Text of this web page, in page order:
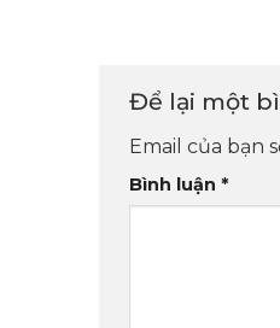
Để lại một
Email của bạn
Bình luận *